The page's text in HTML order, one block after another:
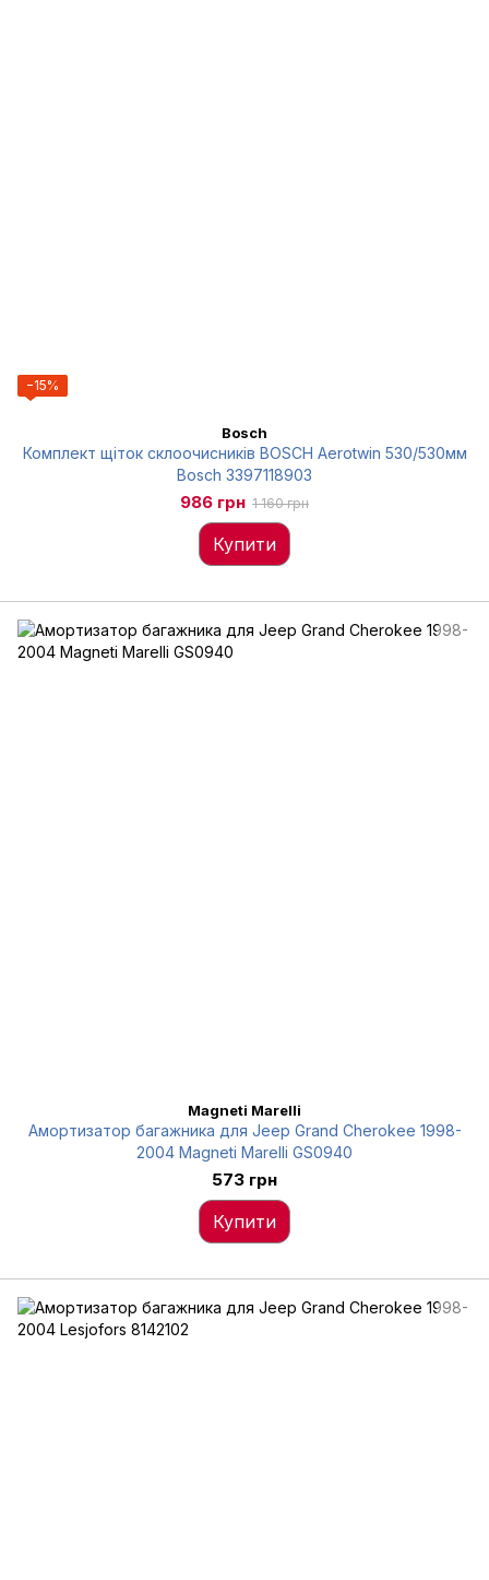
−15%
Bosch
Комплект щіток склоочисників BOSCH Aerotwin 530/530мм
Bosch 3397118903
986 грн 1 160 грн
Купити
Magneti Marelli
Амортизатор багажника для Jeep Grand Cherokee 1998-
2004 Magneti Marelli GS0940
573 грн
Купити